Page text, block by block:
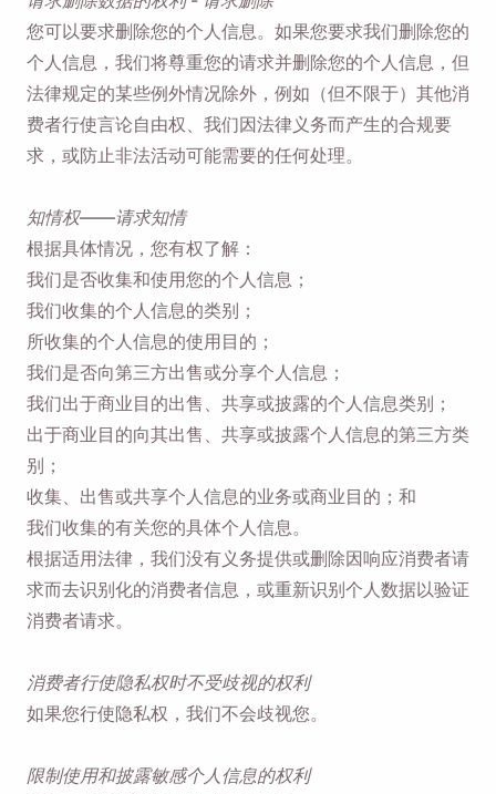
您可以要求删除您的个人信息。如果您要求我们删除您的
个人信息，我们将尊重您的请求并删除您的个人信息，但
法律规定的某些例外情况除外，例如（但不限于）其他消
费者行使言论自由权、我们因法律义务而产生的合规要
求，或防止非法活动可能需要的任何处理。
知情权——请求知情
根据具体情况，您有权了解：
我们是否收集和使用您的个人信息；
我们收集的个人信息的类别；
所收集的个人信息的使用目的；
我们是否向第三方出售或分享个人信息；
我们出于商业目的出售、共享或披露的个人信息类别；
出于商业目的向其出售、共享或披露个人信息的第三方类
别；
收集、出售或共享个人信息的业务或商业目的；和
我们收集的有关您的具体个人信息。
根据适用法律，我们没有义务提供或删除因响应消费者请
求而去识别化的消费者信息，或重新识别个人数据以验证
消费者请求。
消费者行使隐私权时不受歧视的权利
如果您行使隐私权，我们不会歧视您。
限制使用和披露敏感个人信息的权利